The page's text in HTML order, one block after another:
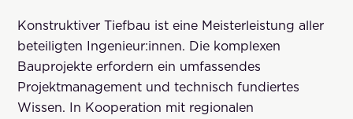
Konstruktiver Tiefbau ist eine Meisterleistung aller
beteiligten Ingenieur:innen. Die komplexen
Bauprojekte erfordern ein umfassendes
Projektmanagement und technisch fundiertes
Wissen. In Kooperation mit regionalen